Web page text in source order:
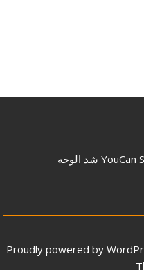
YouCan شد الوجه
Proudly powered by